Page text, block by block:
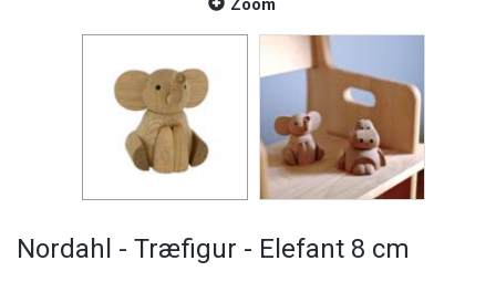
Zoom
Nordahl - Træfigur - Elefant 8 cm